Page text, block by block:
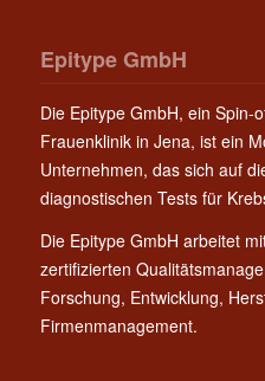
Epitype GmbH
Die Epitype GmbH, ein Spin-
Frauenklinik in Jena, ist ein
Unternehmen, das sich auf
diagnostischen Tests für
Die Epitype GmbH arbeitet
zertifizierten
Forschung, Entwicklung,
Firmenmanagement.